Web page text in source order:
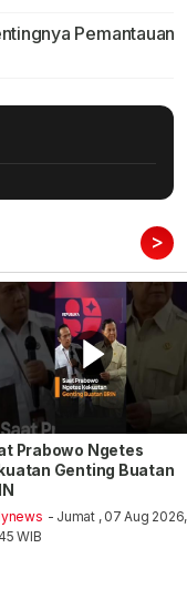
Pemantauan
>
Prabowo Ngetes
Genting Buatan
- Jumat , 07 Aug 2026,
WIB